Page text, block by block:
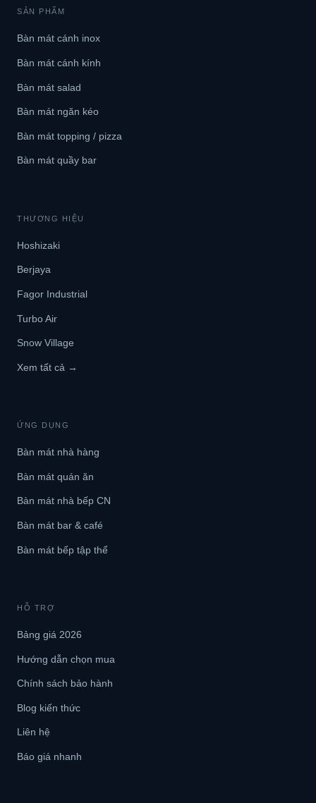
SẢN PHẨM
Bàn mát cánh inox
Bàn mát cánh kính
Bàn mát salad
Bàn mát ngăn kéo
Bàn mát topping / pizza
Bàn mát quầy bar
THƯƠNG HIỆU
Hoshizaki
Berjaya
Fagor Industrial
Turbo Air
Snow Village
Xem tất cả →
ỨNG DỤNG
Bàn mát nhà hàng
Bàn mát quán ăn
Bàn mát nhà bếp CN
Bàn mát bar & café
Bàn mát bếp tập thể
HỖ TRỢ
Bảng giá 2026
Hướng dẫn chọn mua
Chính sách bảo hành
Blog kiến thức
Liên hệ
Báo giá nhanh